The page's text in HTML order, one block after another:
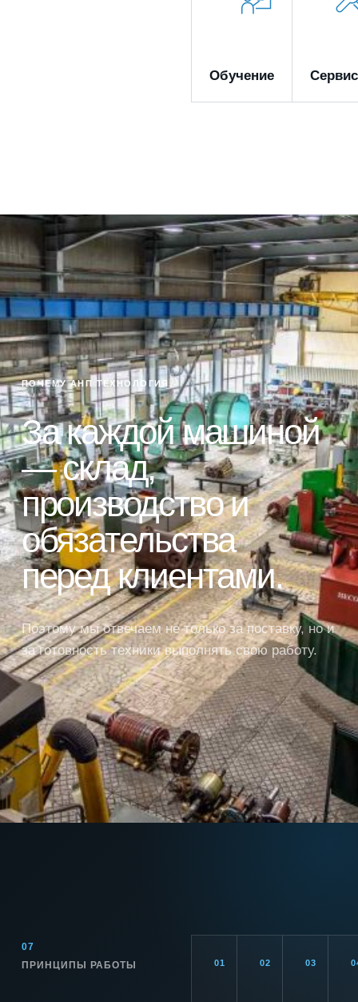
Обучение Сервис
ПОЧЕМУ АНП ТЕХНОЛОГИЯ
За каждой машиной
— склад,
производство и
обязательства
перед клиентами.
Поэтому мы отвечаем не только за поставку, но и
за готовность техники выполнять свою работу.
07
ПРИНЦИПЫ РАБОТЫ
01 02 03 0